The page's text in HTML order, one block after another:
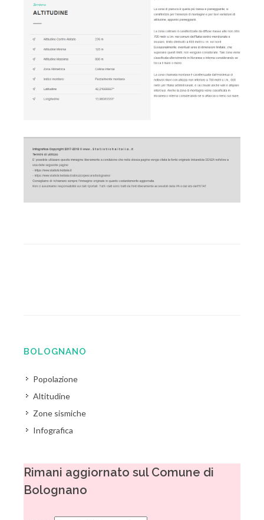
BOLOGNANO
Popolazione
Altitudine
Zone sismiche
Infografica
Rimani aggiornato sul Comune di
Bolognano